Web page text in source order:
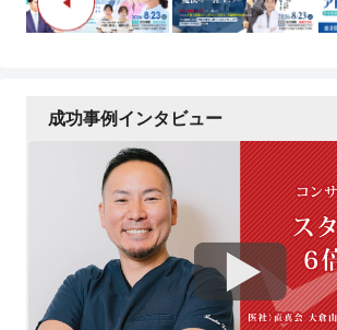
成功事例インタビュー